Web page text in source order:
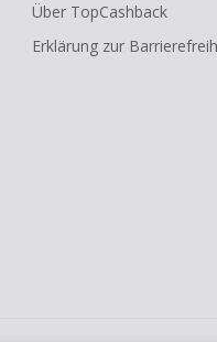
Über TopCashback
Erklärung zur